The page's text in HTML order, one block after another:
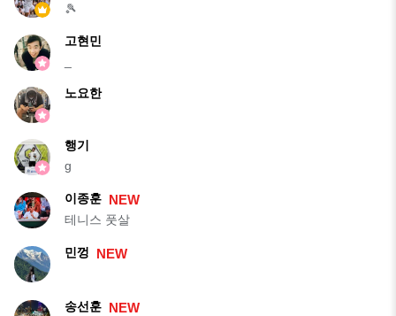
🎾
고현민
노요한
행기
g
이종훈 NEW
테니스 풋살
민껑 NEW
송선훈 NEW